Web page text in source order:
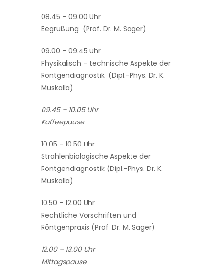
08.45 – 09.00 Uhr
Begrüßung (Prof. Dr. M. Sager)
09.00 – 09.45 Uhr
Physikalisch – technische Aspekte der
Röntgendiagnostik (Dipl.-Phys. Dr. K.
Muskalla)
09.45 – 10.05 Uhr
Kaffeepause
10.05 – 10.50 Uhr
Strahlenbiologische Aspekte der
Röntgendiagnostik (Dipl.-Phys. Dr. K.
Muskalla)
10.50 – 12.00 Uhr
Rechtliche Vorschriften und
Röntgenpraxis (Prof. Dr. M. Sager)
12.00 – 13.00 Uhr
Mittagspause